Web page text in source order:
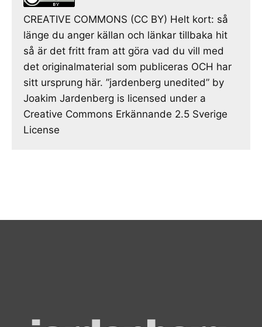
CREATIVE COMMONS (CC BY) Helt kort: så
länge du anger källan och länkar tillbaka hit
så är det fritt fram att göra vad du vill med
det originalmaterial som publiceras OCH har
sitt ursprung här. ”jardenberg unedited” by
Joakim Jardenberg is licensed under a
Creative Commons Erkännande 2.5 Sverige
License